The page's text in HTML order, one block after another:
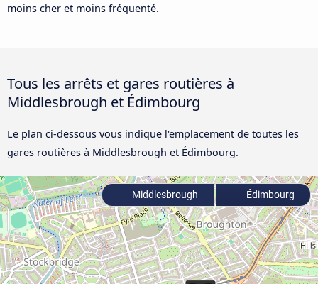
moins cher et moins fréquenté.
Tous les arrêts et gares routières à
Middlesbrough et Édimbourg
Le plan ci-dessous vous indique l'emplacement de toutes les
gares routières à Middlesbrough et Édimbourg.
Middlesbrough Édimbourg